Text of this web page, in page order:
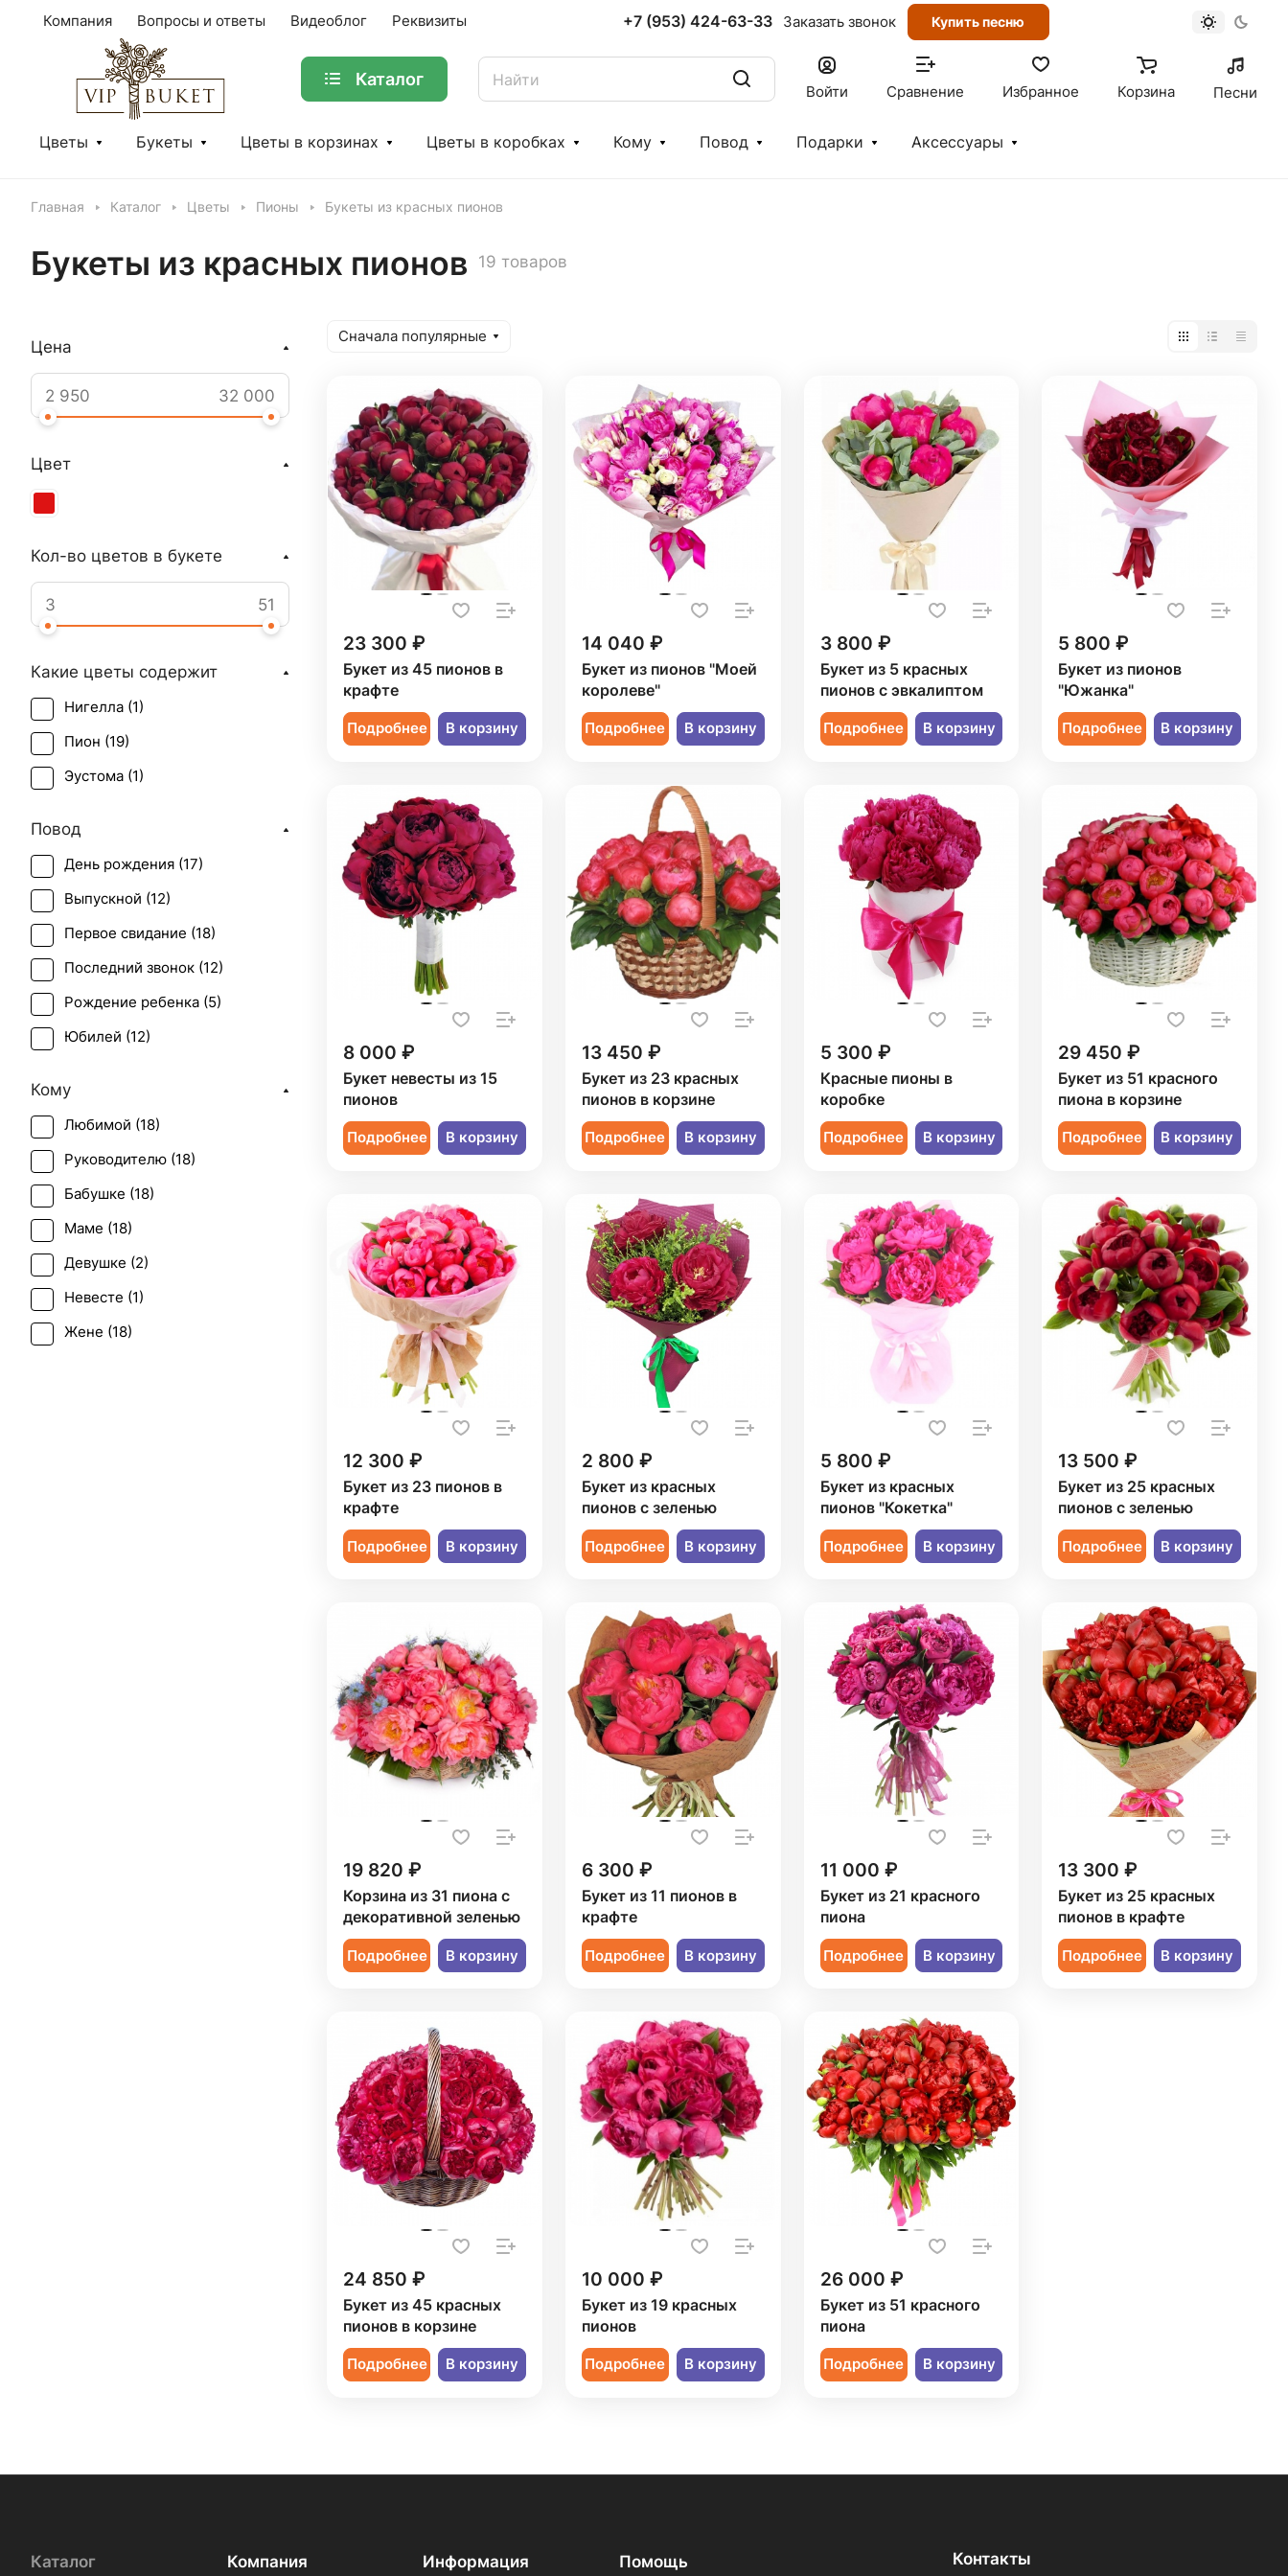
Компания Вопросы и ответы Видеоблог Реквизиты +7 (953) 424-63-33 Заказать звонок Купить песню
Каталог
Войти Сравнение Избранное Корзина Песни
Цветы Букеты Цветы в корзинах Цветы в коробках Кому Повод Подарки Аксессуары
Главная Каталог Цветы Пионы Букеты из красных пионов
Букеты из красных пионов 19 товаров
Сначала популярные
23 300 ₽
Букет из 45 пионов в
крафте
Подробнее В корзину
14 040 ₽
Букет из пионов "Моей
королеве"
Подробнее В корзину
3 800 ₽
Букет из 5 красных
пионов с эвкалиптом
Подробнее В корзину
5 800 ₽
Букет из пионов
"Южанка"
Подробнее В корзину
8 000 ₽
Букет невесты из 15
пионов
Подробнее В корзину
13 450 ₽
Букет из 23 красных
пионов в корзине
Подробнее В корзину
5 300 ₽
Красные пионы в
коробке
Подробнее В корзину
29 450 ₽
Букет из 51 красного
пиона в корзине
Подробнее В корзину
12 300 ₽
Букет из 23 пионов в
крафте
Подробнее В корзину
2 800 ₽
Букет из красных
пионов с зеленью
Подробнее В корзину
5 800 ₽
Букет из красных
пионов "Кокетка"
Подробнее В корзину
13 500 ₽
Букет из 25 красных
пионов с зеленью
Подробнее В корзину
19 820 ₽
Корзина из 31 пиона с
декоративной зеленью
Подробнее В корзину
6 300 ₽
Букет из 11 пионов в
крафте
Подробнее В корзину
11 000 ₽
Букет из 21 красного
пиона
Подробнее В корзину
13 300 ₽
Букет из 25 красных
пионов в крафте
Подробнее В корзину
24 850 ₽
Букет из 45 красных
пионов в корзине
Подробнее В корзину
10 000 ₽
Букет из 19 красных
пионов
Подробнее В корзину
26 000 ₽
Букет из 51 красного
пиона
Подробнее В корзину
Цена
Цвет
Кол-во цветов в букете
Какие цветы содержит
Нигелла (1)
Пион (19)
Эустома (1)
Повод
День рождения (17)
Выпускной (12)
Первое свидание (18)
Последний звонок (12)
Рождение ребенка (5)
Юбилей (12)
Кому
Любимой (18)
Руководителю (18)
Бабушке (18)
Маме (18)
Девушке (2)
Невесте (1)
Жене (18)
Каталог Компания Информация Помощь Контакты